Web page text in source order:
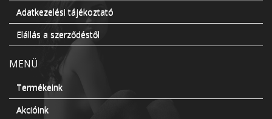
Adatkezelési tájékoztató
Elállás a szerződéstől
MENÜ
Termékeink
Akcióink